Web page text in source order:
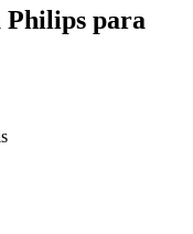
Philips para